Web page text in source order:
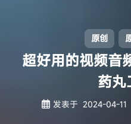
原创
超好用的视频
药丸
发表于 2024-04-11